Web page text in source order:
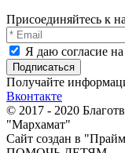
Присоединяйтесь к
Я даю согласие на
Получайте
Вконтакте
© 2017 - 2020
"Мархамат"
Сайт создан в